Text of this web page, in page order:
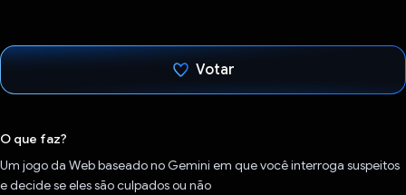
Votar
O que faz?
Um jogo da Web baseado no Gemini em que você interroga suspeitos
e decide se eles são culpados ou não